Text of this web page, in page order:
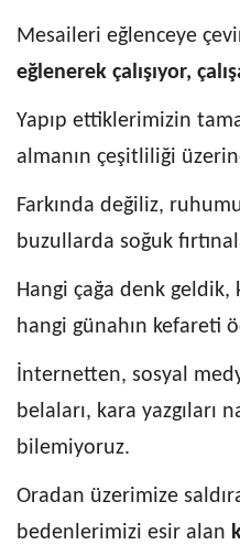
Mesaileri eğlenceye
eğlenerek çalışıyor,
Yapıp ettiklerimizin
almanın çeşitliliği
Farkında değiliz,
buzullarda soğuk
Hangi çağa denk geldik,
hangi günahın kefareti
İnternetten, sosyal
belaları, kara yazgıları
bilemiyoruz.
Oradan üzerimize
bedenlerimizi esir alan